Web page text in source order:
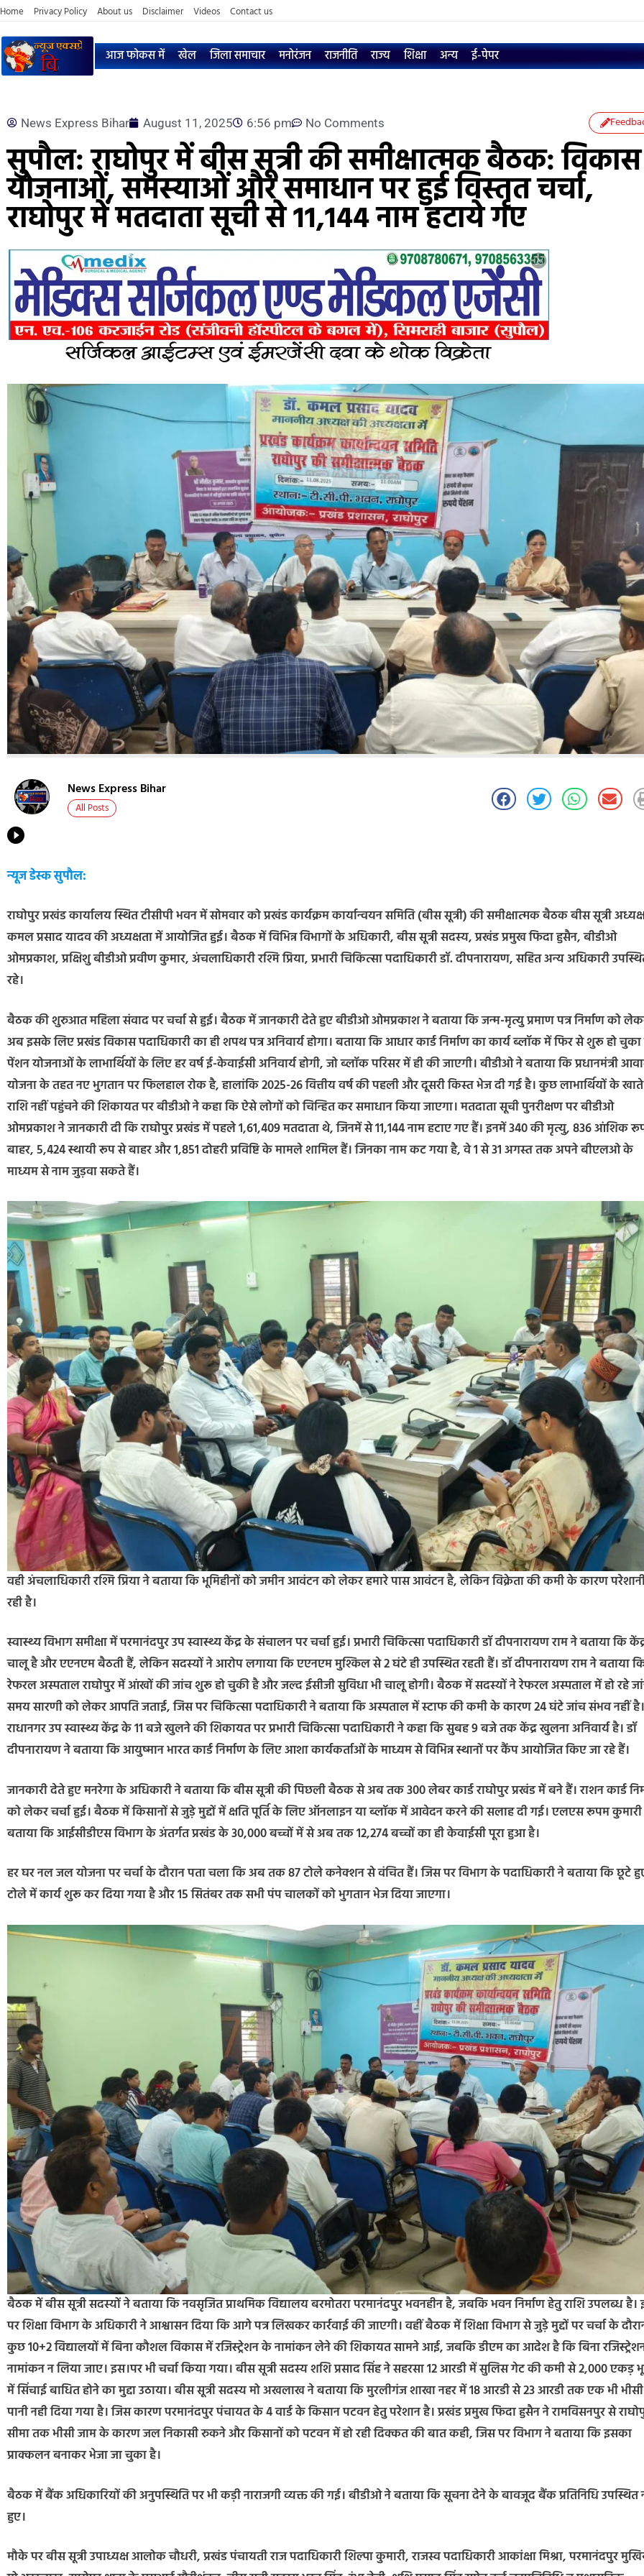
Home Privacy Policy About us Disclaimer Videos Contact us
आज फोकस में खेल जिला समाचार मनोरंजन राजनीति राज्य शिक्षा अन्य ई-पेपर
News Express Bihar August 11, 2025 6:56 pm No Comments
सुपौल: राघोपुर में बीस सूत्री की समीक्षात्मक बैठक: विकास
योजनाओं, समस्याओं और समाधान पर हुई विस्तृत चर्चा,
राघोपुर में मतदाता सूची से 11,144 नाम हटाये गए
News Express Bihar
All Posts
न्यूज डेस्क सुपौल:
राघोपुर प्रखंड कार्यालय स्थित टीसीपी भवन में सोमवार को प्रखंड कार्यक्रम कार्यान्वयन समिति (बीस सूत्री) की समीक्षात्मक बैठक बीस सूत्री
कमल प्रसाद यादव की अध्यक्षता में आयोजित हुई। बैठक में विभिन्न विभागों के अधिकारी, बीस सूत्री सदस्य, प्रखंड प्रमुख फिदा हुसैन, बीडीओ
ओमप्रकाश, प्रक्षिशु बीडीओ प्रवीण कुमार, अंचलाधिकारी रश्मि प्रिया, प्रभारी चिकित्सा पदाधिकारी डॉ. दीपनारायण, सहित अन्य अधिकारी
रहे।
बैठक की शुरुआत महिला संवाद पर चर्चा से हुई। बैठक में जानकारी देते हुए बीडीओ ओमप्रकाश ने बताया कि जन्म-मृत्यु प्रमाण पत्र निर्माण को
अब इसके लिए प्रखंड विकास पदाधिकारी का ही शपथ पत्र अनिवार्य होगा। बताया कि आधार कार्ड निर्माण का कार्य ब्लॉक में फिर से शुरू हो चुका
पेंशन योजनाओं के लाभार्थियों के लिए हर वर्ष ई-केवाईसी अनिवार्य होगी, जो ब्लॉक परिसर में ही की जाएगी। बीडीओ ने बताया कि प्रधानमंत्री
योजना के तहत नए भुगतान पर फिलहाल रोक है, हालांकि 2025-26 वित्तीय वर्ष की पहली और दूसरी किस्त भेज दी गई है। कुछ लाभार्थियों के
राशि नहीं पहुंचने की शिकायत पर बीडीओ ने कहा कि ऐसे लोगों को चिन्हित कर समाधान किया जाएगा। मतदाता सूची पुनरीक्षण पर बीडीओ
ओमप्रकाश ने जानकारी दी कि राघोपुर प्रखंड में पहले 1,61,409 मतदाता थे, जिनमें से 11,144 नाम हटाए गए हैं। इनमें 340 की मृत्यु, 836 आंशिक
बाहर, 5,424 स्थायी रूप से बाहर और 1,851 दोहरी प्रविष्टि के मामले शामिल हैं। जिनका नाम कट गया है, वे 1 से 31 अगस्त तक अपने बीएलओ के
माध्यम से नाम जुड़वा सकते हैं।
वही अंचलाधिकारी रश्मि प्रिया ने बताया कि भूमिहीनों को जमीन आवंटन को लेकर हमारे पास आवंटन है, लेकिन विक्रेता की कमी के कारण
रही है।
स्वास्थ्य विभाग समीक्षा में परमानंदपुर उप स्वास्थ्य केंद्र के संचालन पर चर्चा हुई। प्रभारी चिकित्सा पदाधिकारी डॉ दीपनारायण राम ने बताया कि
चालू है और एएनएम बैठती हैं, लेकिन सदस्यों ने आरोप लगाया कि एएनएम मुश्किल से 2 घंटे ही उपस्थित रहती हैं। डॉ दीपनारायण राम ने बताया
रेफरल अस्पताल राघोपुर में आंखों की जांच शुरू हो चुकी है और जल्द ईसीजी सुविधा भी चालू होगी। बैठक में सदस्यों ने रेफरल अस्पताल में हो रहे
समय सारणी को लेकर आपति जताई, जिस पर चिकित्सा पदाधिकारी ने बताया कि अस्पताल में स्टाफ की कमी के कारण 24 घंटे जांच संभव नहीं है।
राधानगर उप स्वास्थ्य केंद्र के 11 बजे खुलने की शिकायत पर प्रभारी चिकित्सा पदाधिकारी ने कहा कि सुबह 9 बजे तक केंद्र खुलना अनिवार्य है। डॉ
दीपनारायण ने बताया कि आयुष्मान भारत कार्ड निर्माण के लिए आशा कार्यकर्ताओं के माध्यम से विभिन्न स्थानों पर कैंप आयोजित किए जा रहे हैं।
जानकारी देते हुए मनरेगा के अधिकारी ने बताया कि बीस सूत्री की पिछली बैठक से अब तक 300 लेबर कार्ड राघोपुर प्रखंड में बने हैं। राशन कार्ड
को लेकर चर्चा हुई। बैठक में किसानों से जुड़े मुद्दों में क्षति पूर्ति के लिए ऑनलाइन या ब्लॉक में आवेदन करने की सलाह दी गई। एलएस रूपम
बताया कि आईसीडीएस विभाग के अंतर्गत प्रखंड के 30,000 बच्चों में से अब तक 12,274 बच्चों का ही केवाईसी पूरा हुआ है।
हर घर नल जल योजना पर चर्चा के दौरान पता चला कि अब तक 87 टोले कनेक्शन से वंचित हैं। जिस पर विभाग के पदाधिकारी ने बताया कि छूटे
टोले में कार्य शुरू कर दिया गया है और 15 सितंबर तक सभी पंप चालकों को भुगतान भेज दिया जाएगा।
बैठक में बीस सूत्री सदस्यों ने बताया कि नवसृजित प्राथमिक विद्यालय बरमोतरा परमानंदपुर भवनहीन है, जबकि भवन निर्माण हेतु राशि उपलब्ध है।
पर शिक्षा विभाग के अधिकारी ने आश्वासन दिया कि आगे पत्र लिखकर कार्रवाई की जाएगी। वहीं बैठक में शिक्षा विभाग से जुड़े मुद्दों पर चर्चा के
कुछ 10+2 विद्यालयों में बिना कौशल विकास में रजिस्ट्रेशन के नामांकन लेने की शिकायत सामने आई, जबकि डीएम का आदेश है कि बिना
नामांकन न लिया जाए। इस।पर भी चर्चा किया गया। बीस सूत्री सदस्य शशि प्रसाद सिंह ने सहरसा 12 आरडी में सुलिस गेट की कमी से 2,000 एकड़
में सिंचाई बाधित होने का मुद्दा उठाया। बीस सूत्री सदस्य मो अखलाख ने बताया कि मुरलीगंज शाखा नहर में 18 आरडी से 23 आरडी तक एक भी
पानी नही दिया गया है। जिस कारण परमानंदपुर पंचायत के 4 वार्ड के किसान पटवन हेतु परेशान है। प्रखंड प्रमुख फिदा हुसैन ने रामविसनपुर से
सीमा तक भीसी जाम के कारण जल निकासी रुकने और किसानों को पटवन में हो रही दिक्कत की बात कही, जिस पर विभाग ने बताया कि इसका
प्राक्कलन बनाकर भेजा जा चुका है।
बैठक में बैंक अधिकारियों की अनुपस्थिति पर भी कड़ी नाराजगी व्यक्त की गई। बीडीओ ने बताया कि सूचना देने के बावजूद बैंक प्रतिनिधि उपस्थित
हुए।
मौके पर बीस सूत्री उपाध्यक्ष आलोक चौधरी, प्रखंड पंचायती राज पदाधिकारी शिल्पा कुमारी, राजस्व पदाधिकारी आकांक्षा मिश्रा, परमानंदपुर